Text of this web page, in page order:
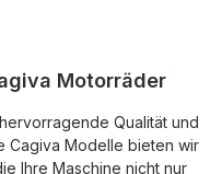
wodurch sich der
optimale Ergebnisse
bietet dieser
Klang in perfekter
Motorräder
Qualität und
Cagiva Modelle bieten wir
Ihre Maschine nicht nur